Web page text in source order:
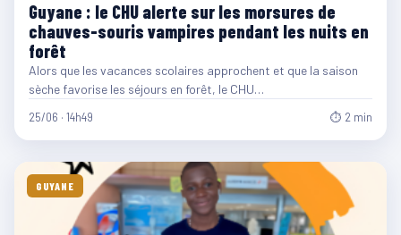
Guyane : le CHU alerte sur les morsures de
chauves-souris vampires pendant les nuits en
forêt
Alors que les vacances scolaires approchent et que la saison
sèche favorise les séjours en forêt, le CHU…
25/06 · 14h49 ⏱ 2 min
GUYANE